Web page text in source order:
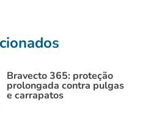
Bravecto 365: proteção
prolongada contra pulgas
e carrapatos